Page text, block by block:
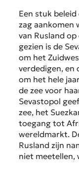
Een stuk
zag aankomen
van Rusland
gezien is de
om het
verdedigen, en
om het hele
de zee voor
Sevastopol
zee, het
toegang tot
wereldmarkt.
Rusland zijn
niet meetellen,